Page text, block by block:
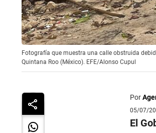
Fotografía que muestra una calle obstruida
Quintana Roo (México). EFE/Alonso Cupul
Por
05/07/
El